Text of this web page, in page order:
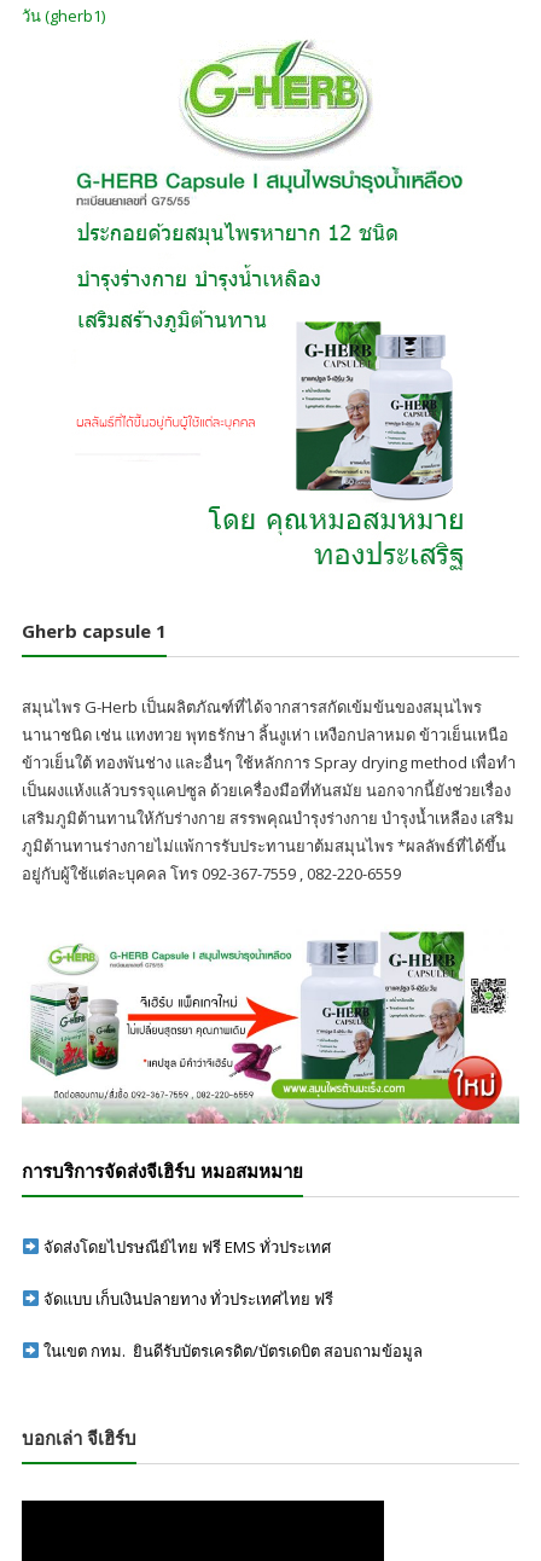
วัน (gherb1)
Gherb capsule 1
สมุนไพร G-Herb เป็นผลิตภัณฑ์ที่ได้จากสารสกัดเข้มข้นของสมุนไพร
นานาชนิด เช่น แทงทวย พุทธรักษา ลิ้นงูเห่า เหงือกปลาหมด ข้าวเย็นเหนือ
ข้าวเย็นใต้ ทองพันช่าง และอื่นๆ ใช้หลักการ Spray drying method เพื่อทำ
เป็นผงแห้งแล้วบรรจุแคปซูล ด้วยเครื่องมือที่ทันสมัย นอกจากนี้ยังช่วยเรื่อง
เสริมภูมิต้านทานให้กับร่างกาย สรรพคุณบำรุงร่างกาย บำรุงน้ำเหลือง เสริม
ภูมิต้านทานร่างกายไม่แพ้การรับประทานยาต้มสมุนไพร *ผลลัพธ์ที่ได้ขึ้น
อยู่กับผู้ใช้แต่ละบุคคล โทร 092-367-7559 , 082-220-6559
การบริการจัดส่งจีเฮิร์บ หมอสมหมาย
จัดส่งโดยไปรษณีย์ไทย ฟรี EMS ทั่วประเทศ
จัดแบบ เก็บเงินปลายทาง ทั่วประเทศไทย ฟรี
ในเขต กทม. ยินดีรับบัตรเครดิต/บัตรเดบิต สอบถามข้อมูล
บอกเล่า จีเฮิร์บ